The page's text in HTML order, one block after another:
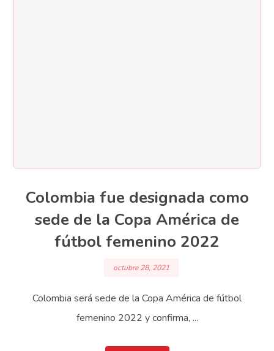
Colombia fue designada como
sede de la Copa América de
fútbol femenino 2022
octubre 28, 2021
Colombia será sede de la Copa América de fútbol
femenino 2022 y confirma, ...